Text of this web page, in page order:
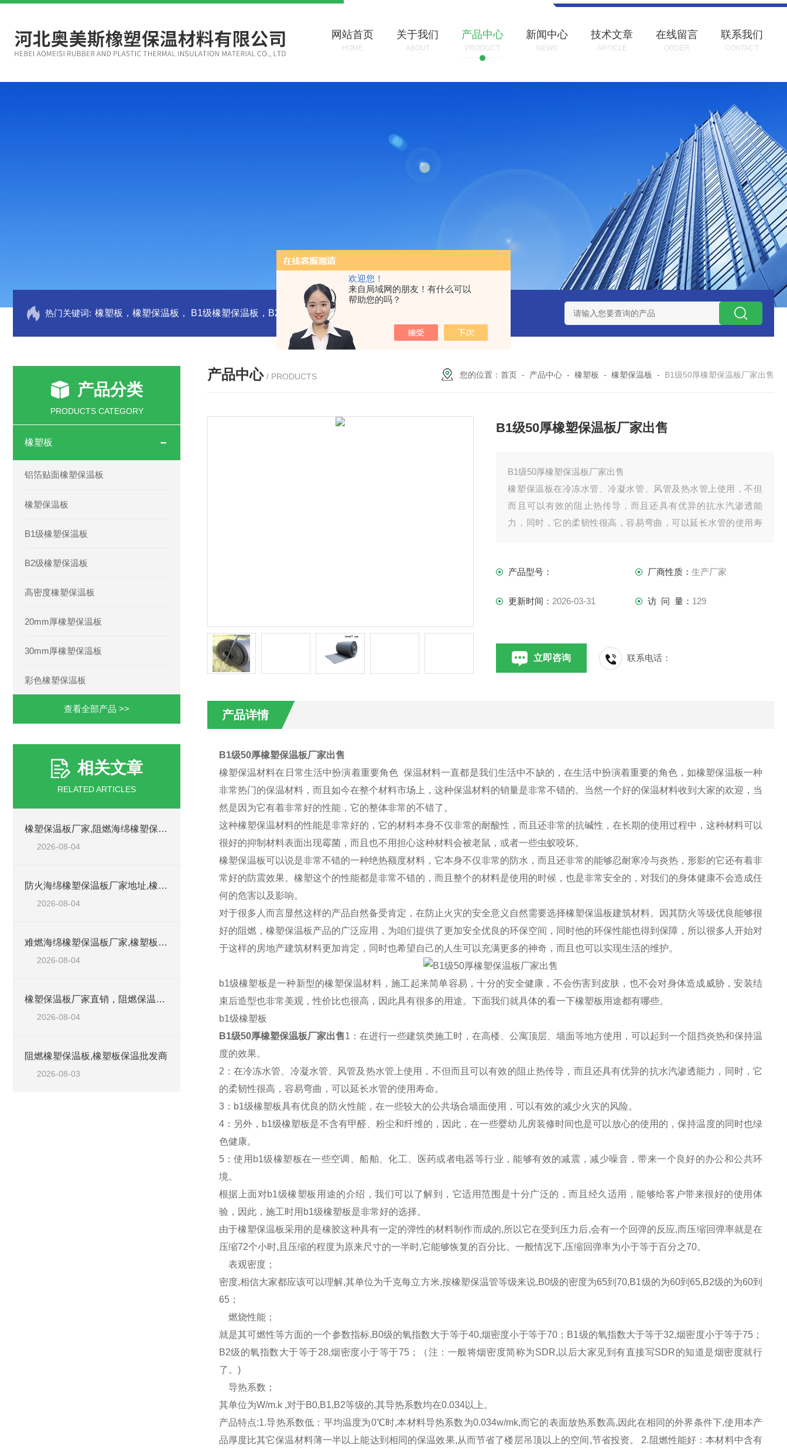
欢迎您！
来自局域网的朋友！有什么可以
帮助您的吗？
网站首页
HOME
关于我们
ABOUT
产品中心
PRODUCT
新闻中心
NEWS
技术文章
ARTICLE
在线留言
ORDER
联系我们
CONTACT
热门关键词:
产品分类
PRODUCTS CATEGORY
橡塑板
铝箔贴面橡塑保温板
橡塑保温板
B1级橡塑保温板
B2级橡塑保温板
高密度橡塑保温板
20mm厚橡塑保温板
30mm厚橡塑保温板
彩色橡塑保温板
查看全部产品 >>
相关文章
RELATED ARTICLES
橡塑保温板厂家,阻燃海绵橡塑保温板厂家出售
2026-08-04
防火海绵橡塑保温板厂家地址,橡塑批发商
2026-08-04
难燃海绵橡塑保温板厂家,橡塑板阻燃保温棉
2026-08-04
橡塑保温板厂家直销，阻燃保温橡塑板材
2026-08-04
阻燃橡塑保温板,橡塑板保温批发商
2026-08-03
产品中心 / PRODUCTS 您的位置： 首页 - 产品中心 - 橡塑板 - 橡塑保温板 - B1级50厚橡塑保温板厂家出售
B1级50厚橡塑保温板厂家出售
B1级50厚橡塑保温板厂家出售
橡塑保温板在冷冻水管、冷凝水管、风管及热水管上使用，不但
而且可以有效的阻止热传导，而且还具有优异的抗水汽渗透能
力，同时，它的柔韧性很高，容易弯曲，可以延长水管的使用寿
产品型号： 厂商性质： 生产厂家
更新时间： 2026-03-31 访 问 量： 129
立即咨询 联系电话：
产品详情
B1级50厚橡塑保温板厂家出售
橡塑保温材料在日常生活中扮演着重要角色 保温材料一直都是我们生活中不缺的，在生活中扮演着重要的角色，如橡塑保温板一种
非常热门的保温材料，而且如今在整个材料市场上，这种保温材料的销量是非常不错的。当然一个好的保温材料收到大家的欢迎，当
然是因为它有着非常好的性能，它的整体非常的不错了。
这种橡塑保温材料的性能是非常好的，它的材料本身不仅非常的耐酸性，而且还非常的抗碱性，在长期的使用过程中，这种材料可以
很好的抑制材料表面出现霉菌，而且也不用担心这种材料会被老鼠，或者一些虫蚁咬坏。
橡塑保温板可以说是非常不错的一种绝热额度材料，它本身不仅非常的防水，而且还非常的能够忍耐寒冷与炎热，形影的它还有着非
常好的防震效果。橡塑这个的性能都是非常不错的，而且整个的材料是使用的时候，也是非常安全的，对我们的身体健康不会造成任
何的危害以及影响。
对于很多人而言显然这样的产品自然备受肯定，在防止火灾的安全意义自然需要选择橡塑保温板建筑材料。因其防火等级优良能够很
好的阻燃，橡塑保温板产品的广泛应用，为咱们提供了更加安全优良的环保空间，同时他的环保性能也得到保障，所以很多人开始对
于这样的房地产建筑材料更加肯定，同时也希望自己的人生可以充满更多的神奇，而且也可以实现生活的维护。
b1级橡塑板是一种新型的橡塑保温材料，施工起来简单容易，十分的安全健康，不会伤害到皮肤，也不会对身体造成威胁，安装结
束后造型也非常美观，性价比也很高，因此具有很多的用途。下面我们就具体的看一下橡塑板用途都有哪些。
b1级橡塑板
B1级50厚橡塑保温板厂家出售1：在进行一些建筑类施工时，在高楼、公寓顶层、墙面等地方使用，可以起到一个阻挡炎热和保持温
度的效果。
2：在冷冻水管、冷凝水管、风管及热水管上使用，不但而且可以有效的阻止热传导，而且还具有优异的抗水汽渗透能力，同时，它
的柔韧性很高，容易弯曲，可以延长水管的使用寿命。
3：b1级橡塑板具有优良的防火性能，在一些较大的公共场合墙面使用，可以有效的减少火灾的风险。
4：另外，b1级橡塑板是不含有甲醛、粉尘和纤维的，因此，在一些婴幼儿房装修时间也是可以放心的使用的，保持温度的同时也绿
色健康。
5：使用b1级橡塑板在一些空调、船舶、化工、医药或者电器等行业，能够有效的减震，减少噪音，带来一个良好的办公和公共环
境。
根据上面对b1级橡塑板用途的介绍，我们可以了解到，它适用范围是十分广泛的，而且经久适用，能够给客户带来很好的使用体
验，因此，施工时用b1级橡塑板是非常好的选择。
由于橡塑保温板采用的是橡胶这种具有一定的弹性的材料制作而成的,所以它在受到压力后,会有一个回弹的反应,而压缩回弹率就是在
压缩72个小时,且压缩的程度为原来尺寸的一半时,它能够恢复的百分比。一般情况下,压缩回弹率为小于等于百分之70。
表观密度；
密度,相信大家都应该可以理解,其单位为千克每立方米,按橡塑保温管等级来说,B0级的密度为65到70,B1级的为60到65,B2级的为60到
65；
燃烧性能；
就是其可燃性等方面的一个参数指标,B0级的氧指数大于等于40,烟密度小于等于70；B1级的氧指数大于等于32,烟密度小于等于75；
B2级的氧指数大于等于28,烟密度小于等于75；（注：一般将烟密度简称为SDR,以后大家见到有直接写SDR的知道是烟密度就行
了。)
导热系数；
其单位为W/m.k ,对于B0,B1,B2等级的,其导热系数均在0.034以上。
产品特点:1.导热系数低：平均温度为0℃时,本材料导热系数为0.034w/mk,而它的表面放热系数高,因此在相同的外界条件下,使用本产
品厚度比其它保温材料薄一半以上能达到相同的保温效果,从而节省了楼层吊顶以上的空间,节省投资。 2.阻燃性能好：本材料中含有